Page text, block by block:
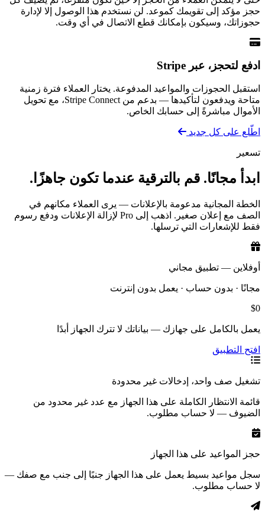
حجز مؤكد إلى تقويمك كموعد. لن نستخدم هذا الوصول إلا لإدارة
حجوزاتك، وسيكون بإمكانك قطع الاتصال في أي وقت.
ادفع لتحجز، عبر Stripe
استقبل الحجوزات والمواعيد المدفوعة. يختار العملاء فترة زمنية
متاحة ويدفعون لتأكيدها — بدعم من Stripe Connect، مع تحويل
الأموال مباشرةً إلى حسابك الخاص.
اطّلع على كل جديد
تسعير
ابدأ مجانًا. قم بالترقية عندما تكون جاهزًا.
الخطة المجانية مدعومة بالإعلانات — يرى العملاء مكانهم في
الصف مع إعلان صغير. اذهب إلى Pro لإزالة الإعلانات ودفع رسوم
فقط للإشعارات التي ترسلها.
أوفلاين — تطبيق مجاني
مجانًا · بدون حساب · يعمل بدون إنترنت
$0
يعمل بالكامل على جهازك — بياناتك لا تترك الجهاز أبدًا
افتح التطبيق
تشغيل صف واحد، إدخالات غير محدودة
قائمة الانتظار الكاملة على هذا الجهاز مع عدد غير محدود من
الضيوف — لا حساب مطلوب.
حجز المواعيد على هذا الجهاز
سجل مواعيد بسيط يعمل على هذا الجهاز جنبًا إلى جنب مع صفك —
لا حساب مطلوب.